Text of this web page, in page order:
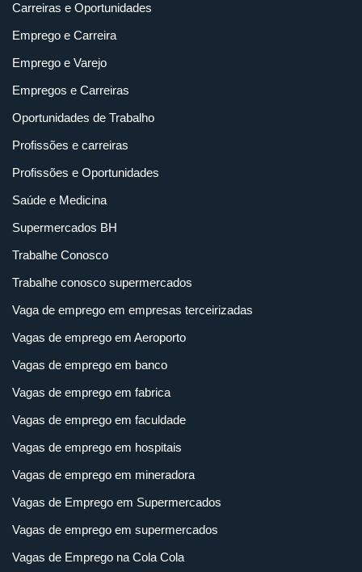
Carreiras e Oportunidades
Emprego e Carreira
Emprego e Varejo
Empregos e Carreiras
Oportunidades de Trabalho
Profissões e carreiras
Profissões e Oportunidades
Saúde e Medicina
Supermercados BH
Trabalhe Conosco
Trabalhe conosco supermercados
Vaga de emprego em empresas terceirizadas
Vagas de emprego em Aeroporto
Vagas de emprego em banco
Vagas de emprego em fabrica
Vagas de emprego em faculdade
Vagas de emprego em hospitais
Vagas de emprego em mineradora
Vagas de Emprego em Supermercados
Vagas de emprego em supermercados
Vagas de Emprego na Cola Cola